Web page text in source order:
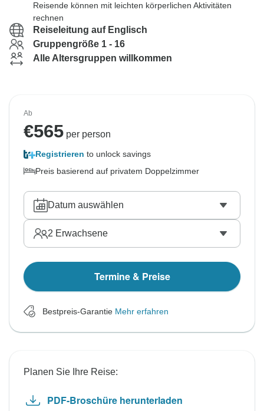
Reisende können mit leichten körperlichen Aktivitäten
rechnen
Reiseleitung auf Englisch
Gruppengröße 1 - 16
Alle Altersgruppen willkommen
Ab
€565 per person
Registrieren to unlock savings
Preis basierend auf privatem Doppelzimmer
Datum auswählen
2 Erwachsene
Termine & Preise
Bestpreis-Garantie Mehr erfahren
Planen Sie Ihre Reise:
PDF-Broschüre herunterladen